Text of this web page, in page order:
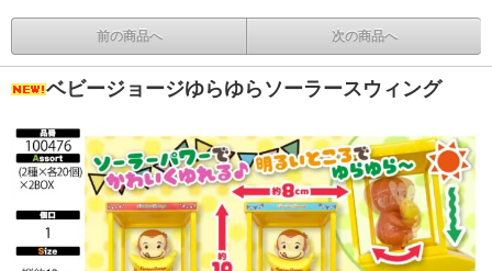
前の商品へ 次の商品へ
ベビージョージゆらゆらソーラースウィング